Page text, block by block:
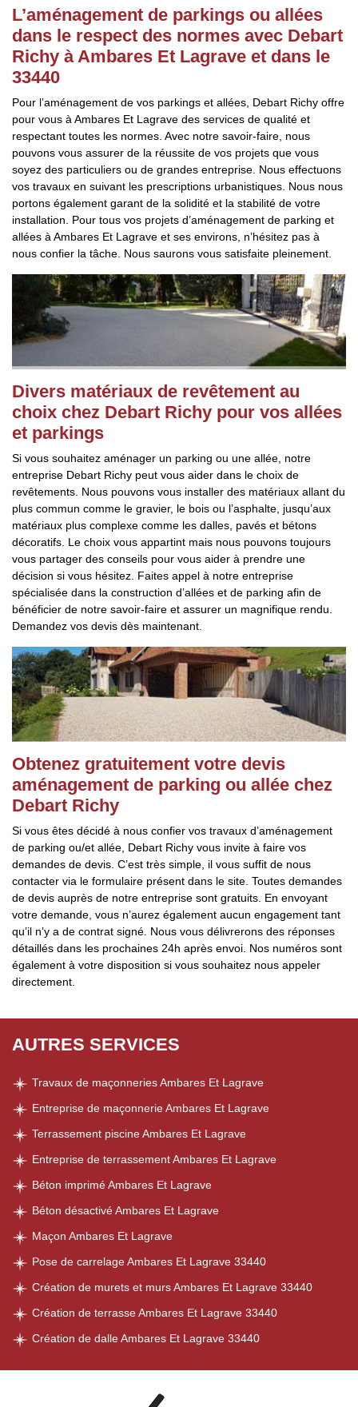
L’aménagement de parkings ou allées
dans le respect des normes avec Debart
Richy à Ambares Et Lagrave et dans le
33440
Pour l’aménagement de vos parkings et allées, Debart Richy offre
pour vous à Ambares Et Lagrave des services de qualité et
respectant toutes les normes. Avec notre savoir-faire, nous
pouvons vous assurer de la réussite de vos projets que vous
soyez des particuliers ou de grandes entreprise. Nous effectuons
vos travaux en suivant les prescriptions urbanistiques. Nous nous
portons également garant de la solidité et la stabilité de votre
installation. Pour tous vos projets d’aménagement de parking et
allées à Ambares Et Lagrave et ses environs, n’hésitez pas à
nous confier la tâche. Nous saurons vous satisfaite pleinement.
Divers matériaux de revêtement au
choix chez Debart Richy pour vos allées
et parkings
Si vous souhaitez aménager un parking ou une allée, notre
entreprise Debart Richy peut vous aider dans le choix de
revêtements. Nous pouvons vous installer des matériaux allant du
plus commun comme le gravier, le bois ou l’asphalte, jusqu’aux
matériaux plus complexe comme les dalles, pavés et bétons
décoratifs. Le choix vous appartint mais nous pouvons toujours
vous partager des conseils pour vous aider à prendre une
décision si vous hésitez. Faites appel à notre entreprise
spécialisée dans la construction d’allées et de parking afin de
bénéficier de notre savoir-faire et assurer un magnifique rendu.
Demandez vos devis dès maintenant.
Obtenez gratuitement votre devis
aménagement de parking ou allée chez
Debart Richy
Si vous êtes décidé à nous confier vos travaux d’aménagement
de parking ou/et allée, Debart Richy vous invite à faire vos
demandes de devis. C’est très simple, il vous suffit de nous
contacter via le formulaire présent dans le site. Toutes demandes
de devis auprès de notre entreprise sont gratuits. En envoyant
votre demande, vous n’aurez également aucun engagement tant
qu’il n’y a de contrat signé. Nous vous délivrerons des réponses
détaillés dans les prochaines 24h après envoi. Nos numéros sont
également à votre disposition si vous souhaitez nous appeler
directement.
AUTRES SERVICES
Travaux de maçonneries Ambares Et Lagrave
Entreprise de maçonnerie Ambares Et Lagrave
Terrassement piscine Ambares Et Lagrave
Entreprise de terrassement Ambares Et Lagrave
Béton imprimé Ambares Et Lagrave
Béton désactivé Ambares Et Lagrave
Maçon Ambares Et Lagrave
Pose de carrelage Ambares Et Lagrave 33440
Création de murets et murs Ambares Et Lagrave 33440
Création de terrasse Ambares Et Lagrave 33440
Création de dalle Ambares Et Lagrave 33440